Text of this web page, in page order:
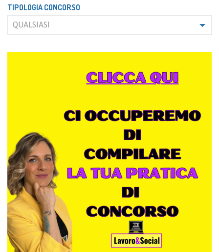
TIPOLOGIA CONCORSO
QUALSIASI